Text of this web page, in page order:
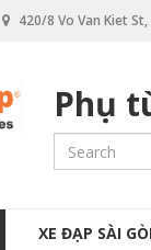
420/8 Vo Van Kiet St,
Phụ
M
XE ĐẠP SÀI